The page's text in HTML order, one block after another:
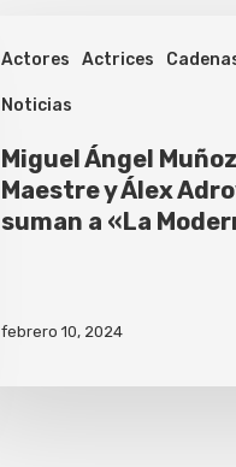
Actores Actrices
Noticias
Miguel Ángel
Maestre y Álex
suman a «La
febrero 10, 2024